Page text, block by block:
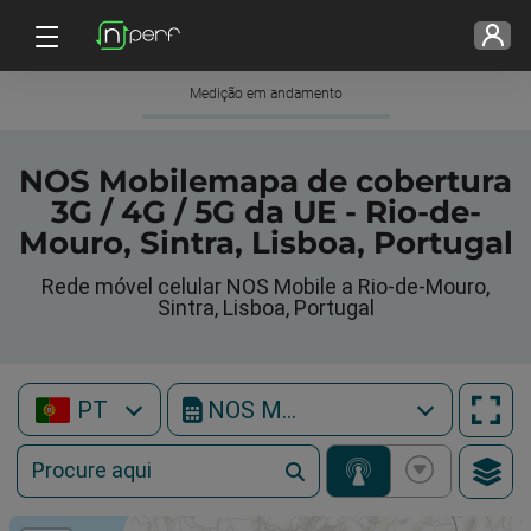
Medição em andamento
NOS Mobilemapa de cobertura
3G / 4G / 5G da UE - Rio-de-
Mouro, Sintra, Lisboa, Portugal
Rede móvel celular NOS Mobile a Rio-de-Mouro,
Sintra, Lisboa, Portugal
PT NOS Mobile